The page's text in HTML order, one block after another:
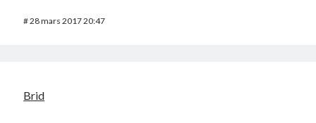
#28 mars 2017 20:47
Brid